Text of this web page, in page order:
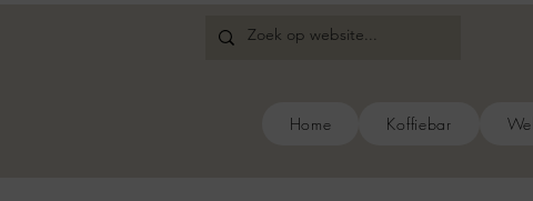
Home Koffiebar